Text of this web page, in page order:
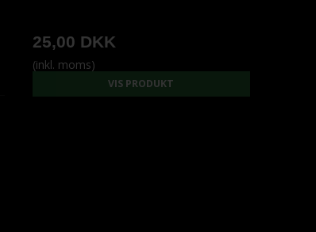
25,00 DKK
(inkl. moms)
VIS PRODUKT